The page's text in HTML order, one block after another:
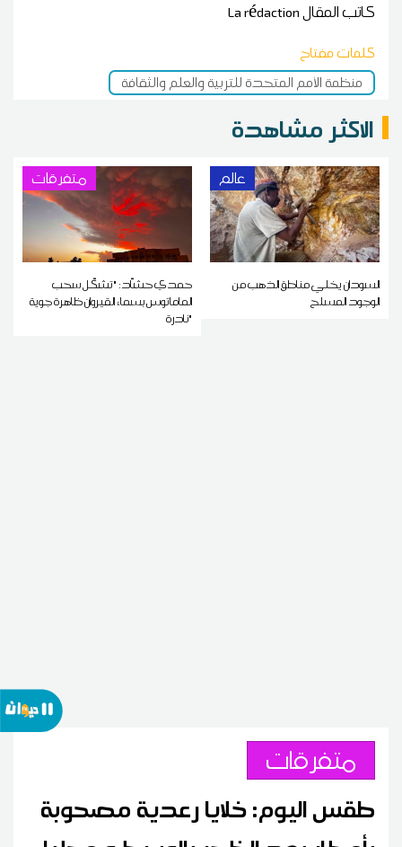
كاتب المقالLa rédaction
كلمات مفتاح
منظمة الأمم المتحدة للتربية والعلم والثقافة
الاكثر مشاهدة
عالم
السودان يخلي مناطق الذهب من
الوجود المسلح
متفرقات
حمدي حشاّد: "تشكّل سحب
الماماتوس بسماء القيروان ظاهرة جوية
نادرة"
متفرقات
طقس اليوم: خلايا رعدية مصحوبة